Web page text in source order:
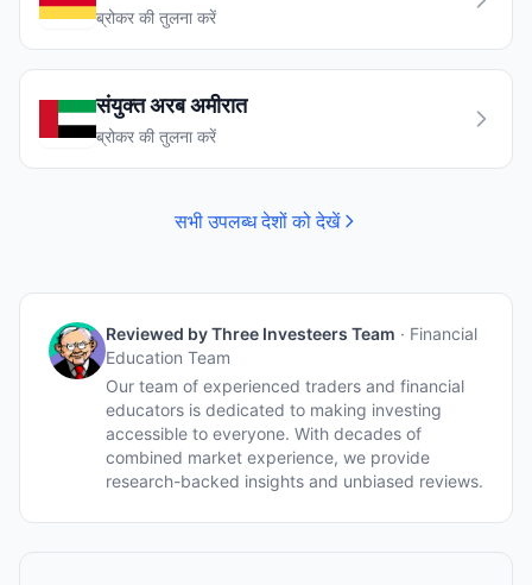
ब्रोकर की तुलना करें
संयुक्त अरब अमीरात
ब्रोकर की तुलना करें
सभी उपलब्ध देशों को देखें
Reviewed byThree Investeers Team · Financial
Education Team
Our team of experienced traders and financial
educators is dedicated to making investing
accessible to everyone. With decades of
combined market experience, we provide
research-backed insights and unbiased reviews.